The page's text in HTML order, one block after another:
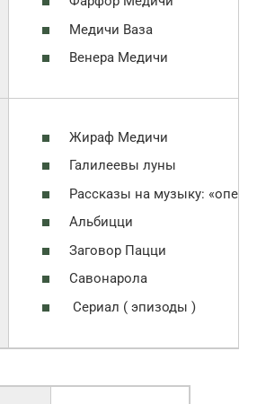
Медичи Ваза
Венера Медичи
Жираф Медичи
Галилеевы луны
Рассказы на музыку:
Альбицци
Заговор Пацци
Савонарола
Сериал ( эпизоды )